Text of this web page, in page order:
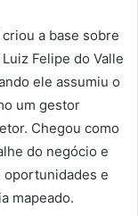
a base sobre
Felipe do Valle
ele assumiu o
um gestor
Chegou como
do negócio e
oportunidades e
mapeado.